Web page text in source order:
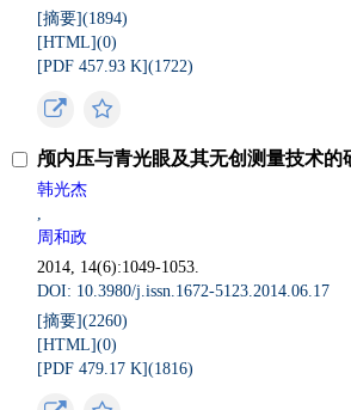
[摘要](1894)
[HTML](0)
[PDF 457.93 K](1722)
颅内压与青光眼及其无创测量技术的
韩光杰
,
周和政
2014, 14(6):1049-1053.
DOI: 10.3980/j.issn.1672-5123.2014.06.17
[摘要](2260)
[HTML](0)
[PDF 479.17 K](1816)